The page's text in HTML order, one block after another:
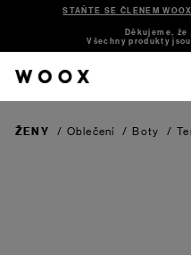
STAŇTE SE ČLENEM
Děkujeme, že
Všechny produkty
ŽENY / Oblečení / Boty /